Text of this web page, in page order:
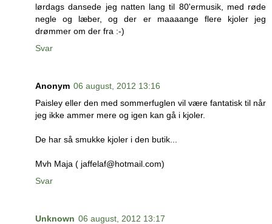
lørdags dansede jeg natten lang til 80'ermusik, med røde
negle og læber, og der er maaaange flere kjoler jeg
drømmer om der fra :-)
Svar
Anonym 06 august, 2012 13:16
Paisley eller den med sommerfuglen vil være fantatisk til når
jeg ikke ammer mere og igen kan gå i kjoler.
De har så smukke kjoler i den butik...
Mvh Maja ( jaffelaf@hotmail.com)
Svar
Unknown 06 august, 2012 13:17